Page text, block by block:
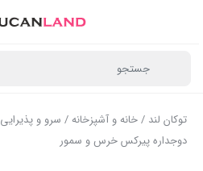
توکان لند /خانه و آشپزخانه/ سرو و پذیرایی
دوجداره پیرکس خرس و سمور